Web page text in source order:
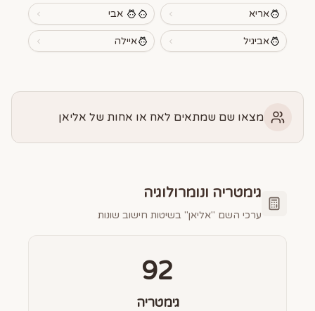
אריא אבי
אביגיל איילה
מצאו שם שמתאים לאח או אחות של אליאן
גימטריה ונומרולוגיה
ערכי השם "אליאן" בשיטות חישוב שונות
92
גימטריה